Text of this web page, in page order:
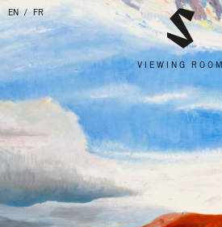
EN FR
VIEWING ROOM